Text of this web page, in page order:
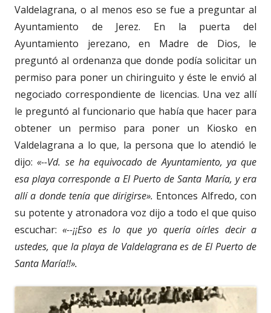
Valdelagrana, o al menos eso se fue a preguntar al
Ayuntamiento de Jerez. En la puerta del
Ayuntamiento jerezano, en Madre de Dios, le
preguntó al ordenanza que donde podía solicitar un
permiso para poner un chiringuito y éste le envió al
negociado correspondiente de licencias. Una vez allí
le preguntó al funcionario que había que hacer para
obtener un permiso para poner un Kiosko en
Valdelagrana a lo que, la persona que lo atendió le
dijo:«--Vd. se ha equivocado de Ayuntamiento, ya que
esa playa corresponde a El Puerto de Santa María, y era
allí a donde tenía que dirigirse». Entonces Alfredo, con
su potente y atronadora voz dijo a todo el que quiso
escuchar:«--¡¡Eso es lo que yo quería oírles decir a
ustedes, que la playa de Valdelagrana es de El Puerto de
Santa María!!».